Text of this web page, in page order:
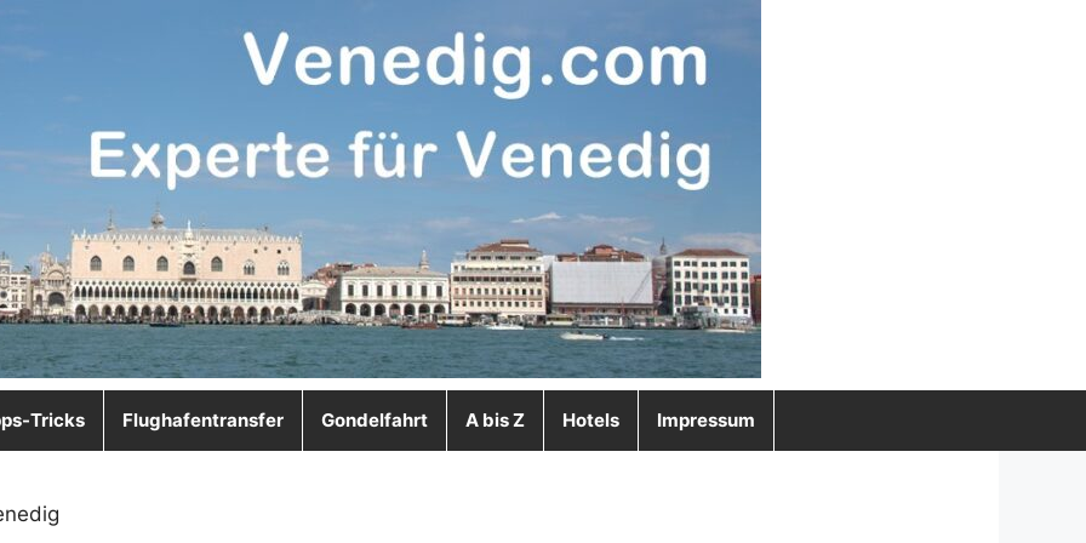
Tricks Flughafentransfer Gondelfahrt A bis Z Hotels Impressum